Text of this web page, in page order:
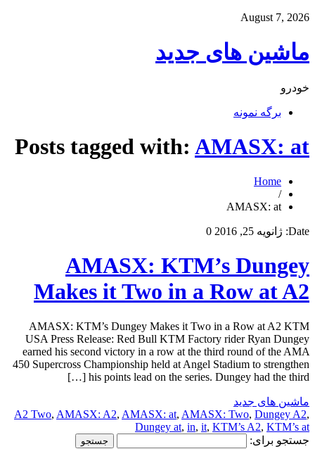
August 7, 2026
ماشین های جدید
خودرو
برگه نمونه
Posts tagged with: AMASX: at
Home
/
AMASX: at
Date: ژانویه 25, 2016 0
AMASX: KTM’s Dungey
Makes it Two in a Row at A2
AMASX: KTM’s Dungey Makes it Two in a Row at A2 KTM
USA Press Release: Red Bull KTM Factory rider Ryan Dungey
earned his second victory in a row at the third round of the AMA
450 Supercross Championship held at Angel Stadium to strengthen
his points lead on the series. Dungey had the third […]
ماشین های جدید
A2 Two, AMASX: A2, AMASX: at, AMASX: Two, Dungey A2,
Dungey at, in, it, KTM’s A2, KTM’s at
جستجو برای: